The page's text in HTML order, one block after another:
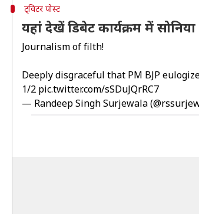
ट्विटर पोस्ट
यहां देखें डिबेट कार्यक्रम में
Journalism of filth!
Deeply disgraceful that PM BJP
1/2 pic.twitter.com/sSDuJQrRC7
— Randeep Singh Surjewala